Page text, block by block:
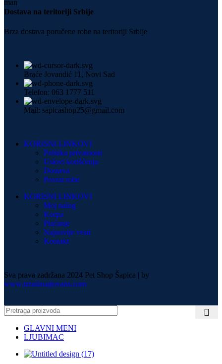
Dostava na teritoriji Srbije
Brza dostava poručene robe na teritoriji Srbije
Braće Jovandić 11, Novi Sad
Telefon: 063 1777 511
Mail: sapicashop25@gmail.com
KORISNI LINKOVI
Politika privatnosti
Uslovi korišćenja
Dostava
Povrat robe
KORISNI LINKOVI
Moj nalog
Korpa
Plaćanje
Najnovije vesti
Kontakt
Sva prava zadržana 2024 Pet Shop Šapica | by
www.izradasajtovans.com
GLAVNI MENI
LJUBIMAC